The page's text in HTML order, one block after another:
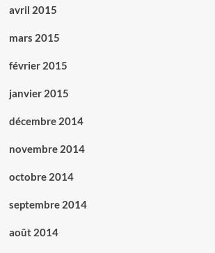
avril 2015
mars 2015
février 2015
janvier 2015
décembre 2014
novembre 2014
octobre 2014
septembre 2014
août 2014